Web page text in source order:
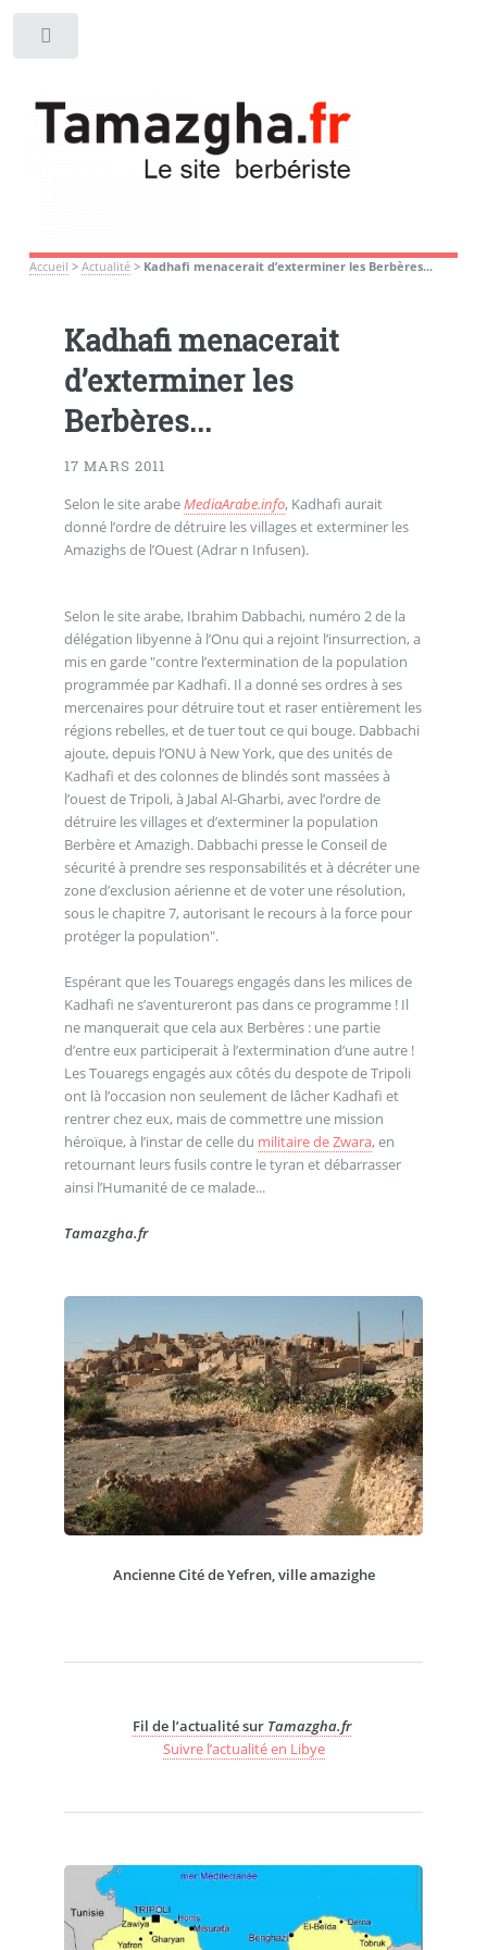
Accueil > Actualité> Kadhafi menacerait d’exterminer les Berbères...
Kadhafi menacerait
d’exterminer les
Berbères...
17 MARS 2011
Selon le site arabeMediaArabe.info, Kadhafi aurait
donné l’ordre de détruire les villages et exterminer les
Amazighs de l’Ouest (Adrar n Infusen).
Selon le site arabe, Ibrahim Dabbachi, numéro 2 de la
délégation libyenne à l’Onu qui a rejoint l’insurrection, a
mis en garde "contre l’extermination de la population
programmée par Kadhafi. Il a donné ses ordres à ses
mercenaires pour détruire tout et raser entièrement les
régions rebelles, et de tuer tout ce qui bouge. Dabbachi
ajoute, depuis l’ONU à New York, que des unités de
Kadhafi et des colonnes de blindés sont massées à
l’ouest de Tripoli, à Jabal Al-Gharbi, avec l’ordre de
détruire les villages et d’exterminer la population
Berbère et Amazigh. Dabbachi presse le Conseil de
sécurité à prendre ses responsabilités et à décréter une
zone d’exclusion aérienne et de voter une résolution,
sous le chapitre 7, autorisant le recours à la force pour
protéger la population".
Espérant que les Touaregs engagés dans les milices de
Kadhafi ne s’aventureront pas dans ce programme ! Il
ne manquerait que cela aux Berbères : une partie
d’entre eux participerait à l’extermination d’une autre !
Les Touaregs engagés aux côtés du despote de Tripoli
ont là l’occasion non seulement de lâcher Kadhafi et
rentrer chez eux, mais de commettre une mission
héroïque, à l’instar de celle du militaire de Zwara, en
retournant leurs fusils contre le tyran et débarrasser
ainsi l’Humanité de ce malade...
Tamazgha.fr
Ancienne Cité de Yefren, ville amazighe
Fil de l’actualité sur Tamazgha.fr
Suivre l’actualité en Libye